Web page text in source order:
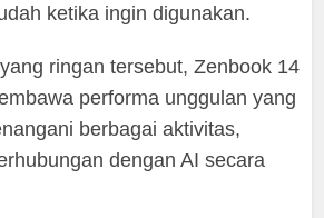
ketika ingin digunakan.
ringan tersebut, Zenbook 14
performa unggulan yang
berbagai aktivitas,
dengan AI secara